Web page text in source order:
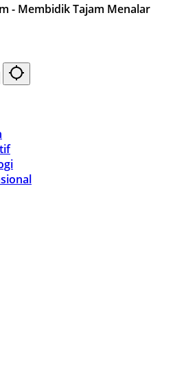
- Membidik Tajam Menalar